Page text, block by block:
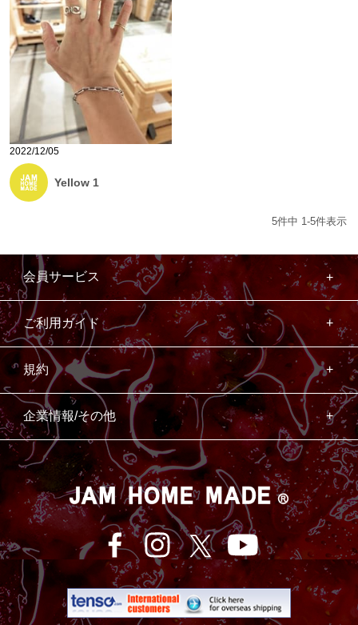
2022/12/05
Yellow 1
5件中 1-5件表示
会員サービス
ご利用ガイド
規約
企業情報/その他